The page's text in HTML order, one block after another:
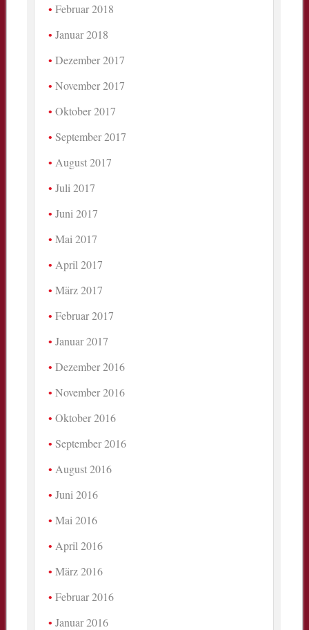
Februar 2018
Januar 2018
Dezember 2017
November 2017
Oktober 2017
September 2017
August 2017
Juli 2017
Juni 2017
Mai 2017
April 2017
März 2017
Februar 2017
Januar 2017
Dezember 2016
November 2016
Oktober 2016
September 2016
August 2016
Juni 2016
Mai 2016
April 2016
März 2016
Februar 2016
Januar 2016